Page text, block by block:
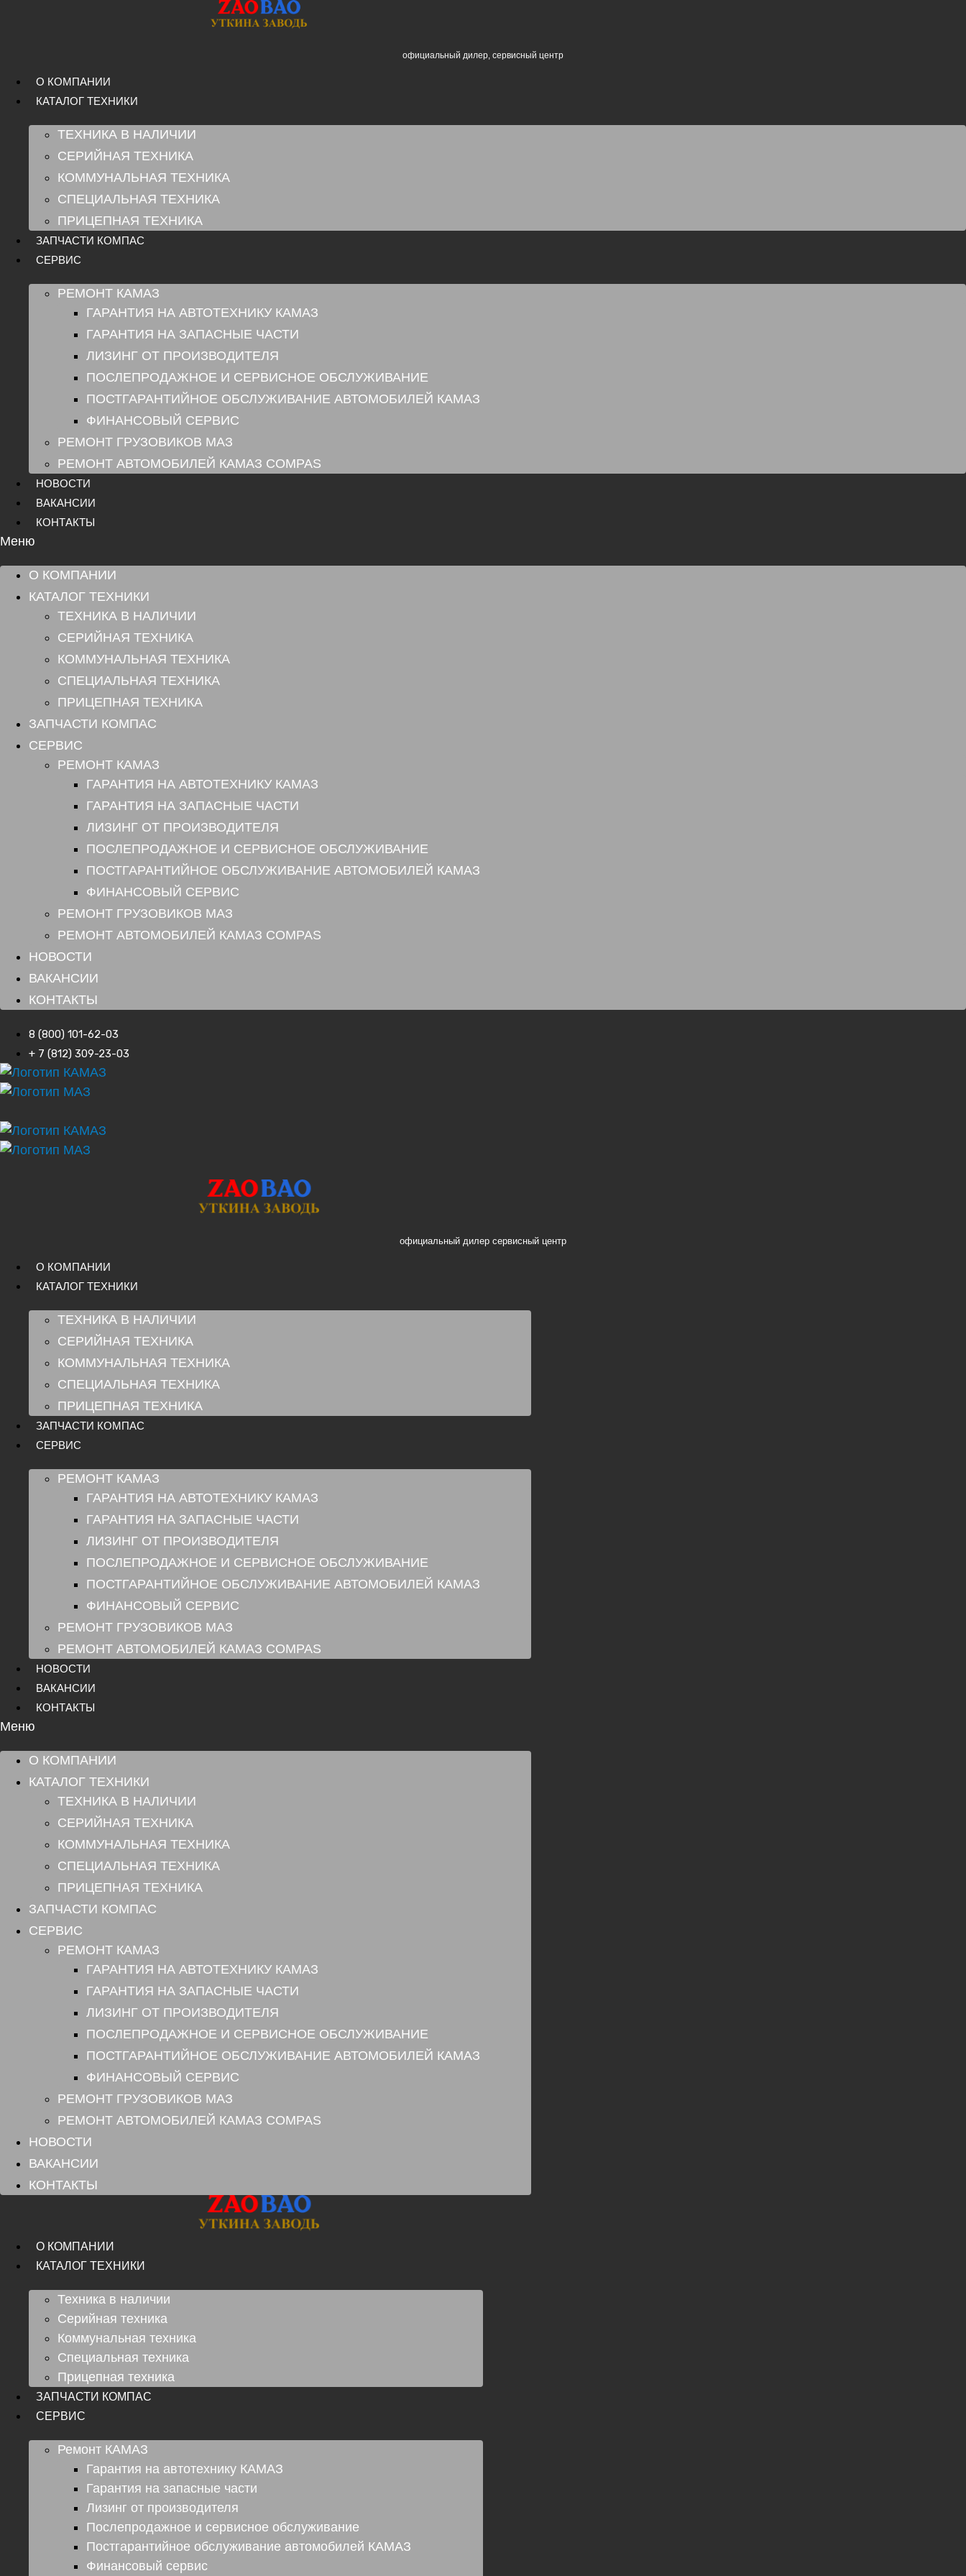
официальный дилер, сервисный центр
О КОМПАНИИ
КАТАЛОГ ТЕХНИКИ
ТЕХНИКА В НАЛИЧИИ
СЕРИЙНАЯ ТЕХНИКА
КОММУНАЛЬНАЯ ТЕХНИКА
СПЕЦИАЛЬНАЯ ТЕХНИКА
ПРИЦЕПНАЯ ТЕХНИКА
ЗАПЧАСТИ КОМПАС
СЕРВИС
РЕМОНТ КАМАЗ
ГАРАНТИЯ НА АВТОТЕХНИКУ КАМАЗ
ГАРАНТИЯ НА ЗАПАСНЫЕ ЧАСТИ
ЛИЗИНГ ОТ ПРОИЗВОДИТЕЛЯ
ПОСЛЕПРОДАЖНОЕ И СЕРВИСНОЕ ОБСЛУЖИВАНИЕ
ПОСТГАРАНТИЙНОЕ ОБСЛУЖИВАНИЕ АВТОМОБИЛЕЙ КАМАЗ
ФИНАНСОВЫЙ СЕРВИС
РЕМОНТ ГРУЗОВИКОВ МАЗ
РЕМОНТ АВТОМОБИЛЕЙ КАМАЗ COMPAS
НОВОСТИ
ВАКАНСИИ
КОНТАКТЫ
Меню
О КОМПАНИИ
КАТАЛОГ ТЕХНИКИ
ТЕХНИКА В НАЛИЧИИ
СЕРИЙНАЯ ТЕХНИКА
КОММУНАЛЬНАЯ ТЕХНИКА
СПЕЦИАЛЬНАЯ ТЕХНИКА
ПРИЦЕПНАЯ ТЕХНИКА
ЗАПЧАСТИ КОМПАС
СЕРВИС
РЕМОНТ КАМАЗ
ГАРАНТИЯ НА АВТОТЕХНИКУ КАМАЗ
ГАРАНТИЯ НА ЗАПАСНЫЕ ЧАСТИ
ЛИЗИНГ ОТ ПРОИЗВОДИТЕЛЯ
ПОСЛЕПРОДАЖНОЕ И СЕРВИСНОЕ ОБСЛУЖИВАНИЕ
ПОСТГАРАНТИЙНОЕ ОБСЛУЖИВАНИЕ АВТОМОБИЛЕЙ КАМАЗ
ФИНАНСОВЫЙ СЕРВИС
РЕМОНТ ГРУЗОВИКОВ МАЗ
РЕМОНТ АВТОМОБИЛЕЙ КАМАЗ COMPAS
НОВОСТИ
ВАКАНСИИ
КОНТАКТЫ
8 (800) 101-62-03
+ 7 (812) 309-23-03
официальный дилер сервисный центр
О КОМПАНИИ
КАТАЛОГ ТЕХНИКИ
ТЕХНИКА В НАЛИЧИИ
СЕРИЙНАЯ ТЕХНИКА
КОММУНАЛЬНАЯ ТЕХНИКА
СПЕЦИАЛЬНАЯ ТЕХНИКА
ПРИЦЕПНАЯ ТЕХНИКА
ЗАПЧАСТИ КОМПАС
СЕРВИС
РЕМОНТ КАМАЗ
ГАРАНТИЯ НА АВТОТЕХНИКУ КАМАЗ
ГАРАНТИЯ НА ЗАПАСНЫЕ ЧАСТИ
ЛИЗИНГ ОТ ПРОИЗВОДИТЕЛЯ
ПОСЛЕПРОДАЖНОЕ И СЕРВИСНОЕ ОБСЛУЖИВАНИЕ
ПОСТГАРАНТИЙНОЕ ОБСЛУЖИВАНИЕ АВТОМОБИЛЕЙ КАМАЗ
ФИНАНСОВЫЙ СЕРВИС
РЕМОНТ ГРУЗОВИКОВ МАЗ
РЕМОНТ АВТОМОБИЛЕЙ КАМАЗ COMPAS
НОВОСТИ
ВАКАНСИИ
КОНТАКТЫ
Меню
О КОМПАНИИ
КАТАЛОГ ТЕХНИКИ
ТЕХНИКА В НАЛИЧИИ
СЕРИЙНАЯ ТЕХНИКА
КОММУНАЛЬНАЯ ТЕХНИКА
СПЕЦИАЛЬНАЯ ТЕХНИКА
ПРИЦЕПНАЯ ТЕХНИКА
ЗАПЧАСТИ КОМПАС
СЕРВИС
РЕМОНТ КАМАЗ
ГАРАНТИЯ НА АВТОТЕХНИКУ КАМАЗ
ГАРАНТИЯ НА ЗАПАСНЫЕ ЧАСТИ
ЛИЗИНГ ОТ ПРОИЗВОДИТЕЛЯ
ПОСЛЕПРОДАЖНОЕ И СЕРВИСНОЕ ОБСЛУЖИВАНИЕ
ПОСТГАРАНТИЙНОЕ ОБСЛУЖИВАНИЕ АВТОМОБИЛЕЙ КАМАЗ
ФИНАНСОВЫЙ СЕРВИС
РЕМОНТ ГРУЗОВИКОВ МАЗ
РЕМОНТ АВТОМОБИЛЕЙ КАМАЗ COMPAS
НОВОСТИ
ВАКАНСИИ
КОНТАКТЫ
О КОМПАНИИ
КАТАЛОГ ТЕХНИКИ
Техника в наличии
Серийная техника
Коммунальная техника
Специальная техника
Прицепная техника
ЗАПЧАСТИ КОМПАС
СЕРВИС
Ремонт КАМАЗ
Гарантия на автотехнику КАМАЗ
Гарантия на запасные части
Лизинг от производителя
Послепродажное и сервисное обслуживание
Постгарантийное обслуживание автомобилей КАМАЗ
Финансовый сервис